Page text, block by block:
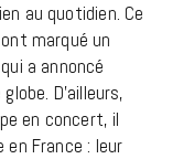
au quotidien. Ce
marqué un
a annoncé
D’ailleurs,
en concert, il
France : leur